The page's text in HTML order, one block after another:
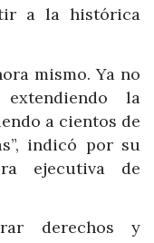
a la histórica
mismo. Ya no
la
a cientos de
indicó por su
ejecutiva de
derechos y